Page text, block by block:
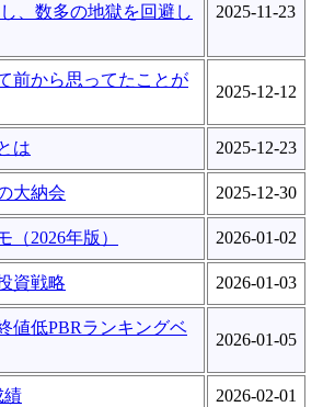
、数多の地獄を回避し
2025-11-23
前から思ってたことが
2025-12-12
は 2025-12-23
大納会 2025-12-30
（2026年版） 2026-01-02
資戦略 2026-01-03
値低PBRランキングベ
2026-01-05
績 2026-02-01